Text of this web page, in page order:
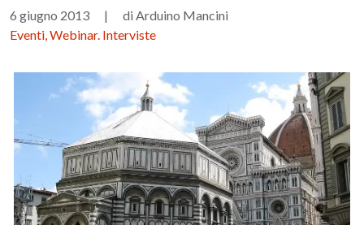
6 giugno 2013 |
di Arduino Mancini
Eventi, Webinar. Interviste